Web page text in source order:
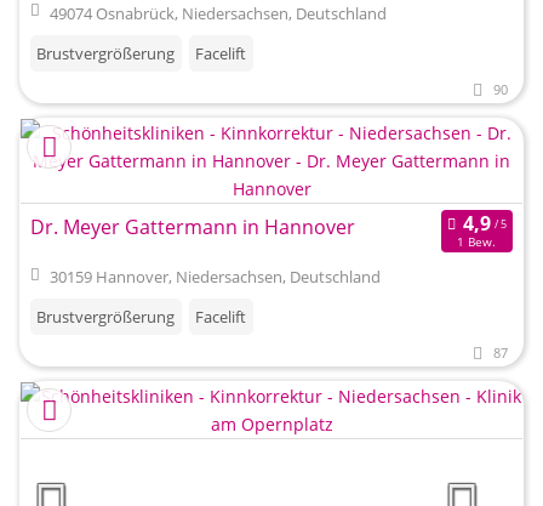
49074 Osnabrück, Niedersachsen, Deutschland
Brustvergrößerung
Facelift
90
Dr. Meyer Gattermann in Hannover
1 Bew.
30159 Hannover, Niedersachsen, Deutschland
Brustvergrößerung
Facelift
87